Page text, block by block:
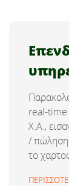
real-
Χ.Α.,
/
το